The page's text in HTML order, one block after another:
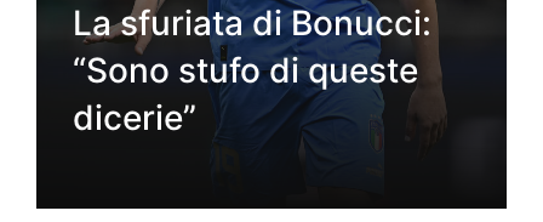
La sfuriata di Bonucci:
“Sono stufo di queste
dicerie”